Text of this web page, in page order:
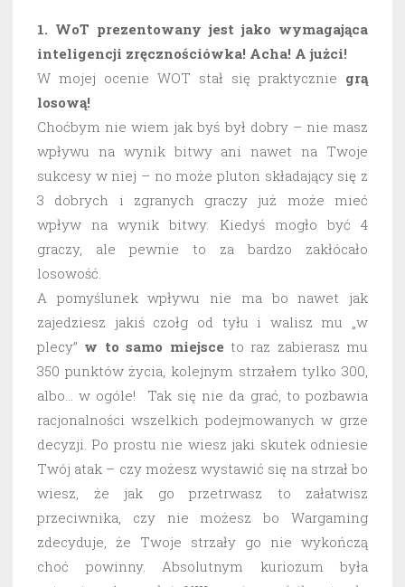
1. WoT prezentowany jest jako wymagająca
inteligencji zręcznościówka! Acha! A jużci!
W mojej ocenie WOT stał się praktycznie grą
losową!
Choćbym nie wiem jak byś był dobry – nie masz
wpływu na wynik bitwy ani nawet na Twoje
sukcesy w niej – no może pluton składający się z
3 dobrych i zgranych graczy już może mieć
wpływ na wynik bitwy. Kiedyś mogło być 4
graczy, ale pewnie to za bardzo zakłócało
losowość.
A pomyślunek wpływu nie ma bo nawet jak
zajedziesz jakiś czołg od tyłu i walisz mu „w
plecy” w to samo miejsce to raz zabierasz mu
350 punktów życia, kolejnym strzałem tylko 300,
albo… w ogóle! Tak się nie da grać, to pozbawia
racjonalności wszelkich podejmowanych w grze
decyzji. Po prostu nie wiesz jaki skutek odniesie
Twój atak – czy możesz wystawić się na strzał bo
wiesz, że jak go przetrwasz to załatwisz
przeciwnika, czy nie możesz bo Wargaming
zdecyduje, że Twoje strzały go nie wykończą
choć powinny. Absolutnym kuriozum była